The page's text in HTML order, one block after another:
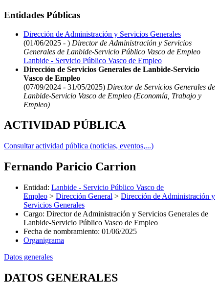
Entidades Públicas
Dirección de Administración y Servicios Generales
(01/06/2025 - ) Director de Administración y Servicios
Generales de Lanbide-Servicio Público Vasco de Empleo
Lanbide - Servicio Público Vasco de Empleo
Dirección de Servicios Generales de Lanbide-Servicio
Vasco de Empleo
(07/09/2024 - 31/05/2025) Director de Servicios Generales de
Lanbide-Servicio Vasco de Empleo (Economía, Trabajo y
Empleo)
ACTIVIDAD PÚBLICA
Consultar actividad pública (noticias, eventos,...)
Fernando Paricio Carrion
Entidad: Lanbide - Servicio Público Vasco de
Empleo > Dirección General > Dirección de Administración y
Servicios Generales
Cargo: Director de Administración y Servicios Generales de
Lanbide-Servicio Público Vasco de Empleo
Fecha de nombramiento: 01/06/2025
Organigrama
Datos generales
DATOS GENERALES